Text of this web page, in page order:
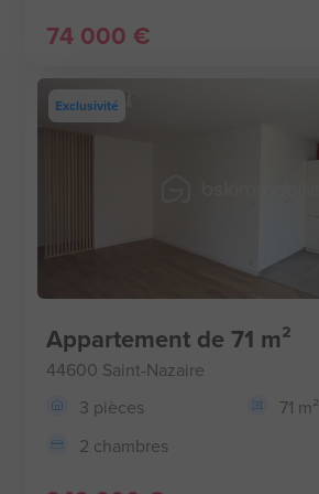
74 000 €
Exclusivité
Appartement de 71 m²
44600 Saint-Nazaire
3 pièces
71 m²
2 chambres